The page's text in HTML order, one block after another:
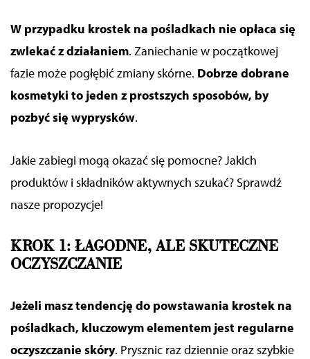
W przypadku krostek na pośladkach nie opłaca się
zwlekać z działaniem. Zaniechanie w początkowej
fazie może pogłębić zmiany skórne. Dobrze dobrane
kosmetyki to jeden z prostszych sposobów, by
pozbyć się wyprysków.
Jakie zabiegi mogą okazać się pomocne? Jakich
produktów i składników aktywnych szukać? Sprawdź
nasze propozycje!
KROK 1: ŁAGODNE, ALE SKUTECZNE
OCZYSZCZANIE
Jeżeli masz tendencję do powstawania krostek na
pośladkach, kluczowym elementem jest regularne
oczyszczanie skóry. Prysznic raz dziennie orazszybkie